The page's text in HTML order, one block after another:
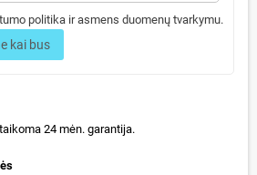
politika ir asmens duomenų tvarkymu.
kai bus
24 mėn. garantija.